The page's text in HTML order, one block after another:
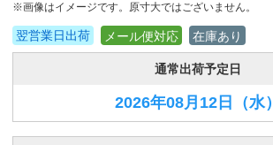
※画像はイメージです。原寸大ではございません。
翌営業日出荷 メール便対応 在庫あり
通常出荷予定日
2026年08月12日 （水）